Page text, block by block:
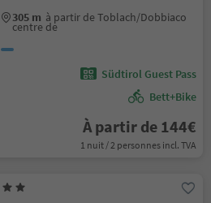
305 m à partir de Toblach/Dobbiaco
centre de
Südtirol Guest Pass
Bett+Bike
À partir de 144€
1 nuit / 2 personnes incl. TVA